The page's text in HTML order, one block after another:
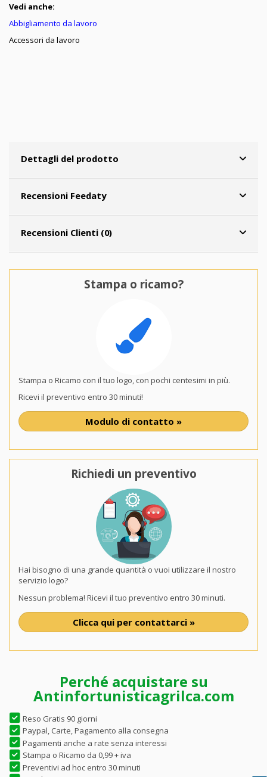
Vedi anche:
Abbigliamento da lavoro
Accessori da lavoro
Dettagli del prodotto
Recensioni Feedaty
Recensioni Clienti (0)
Stampa o ricamo?
Stampa o Ricamo con il tuo logo, con pochi centesimi in più.
Ricevi il preventivo entro 30 minuti!
Modulo di contatto »
Richiedi un preventivo
Hai bisogno di una grande quantità o vuoi utilizzare il nostro
servizio logo?
Nessun problema! Ricevi il tuo preventivo entro 30 minuti.
Clicca qui per contattarci »
Perché acquistare su
Antinfortunisticagrilca.com
Reso Gratis 90 giorni
Paypal, Carte, Pagamento alla consegna
Pagamenti anche a rate senza interessi
Stampa o Ricamo da 0,99 + iva
Preventivi ad hoc entro 30 minuti